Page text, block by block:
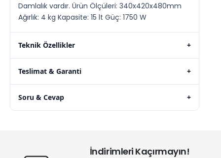
Damlalık vardır. Ürün Ölçüleri: 340x420x480mm
Ağırlık: 4 kg Kapasite: 15 lt Güç: 1750 W
Teknik Özellikler +
Teslimat & Garanti +
Soru & Cevap +
İndirimleri Kaçırmayın!